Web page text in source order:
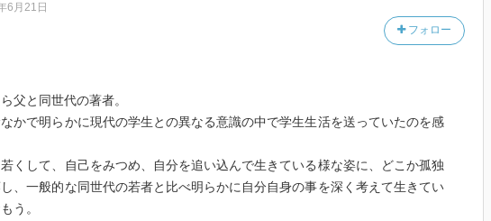
フォロー
6月21日
父と同世代の著者。
かで明らかに現代の学生との異なる意識の中で学生生活を送っていたのを感
くして、自己をみつめ、自分を追い込んで生きている様な姿に、どこか孤独
、一般的な同世代の若者と比べ明らかに自分自身の事を深く考えて生きてい
う。